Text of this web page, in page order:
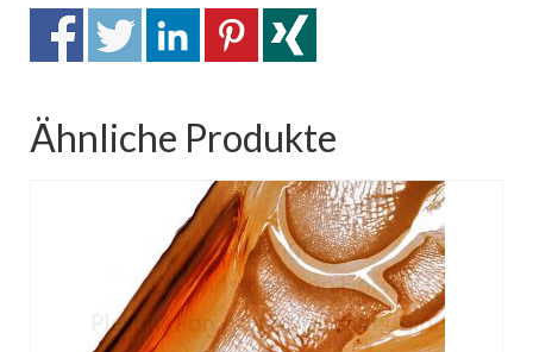
Ähnliche Produkte